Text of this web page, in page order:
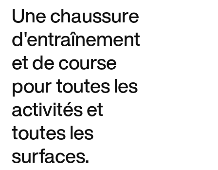
Une chaussure
d'entraînement
et de course
pour toutes les
activités et
toutes les
surfaces.